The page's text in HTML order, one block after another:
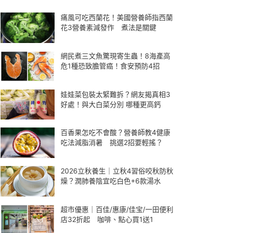
痛風可吃西蘭花！美國營養師指西蘭
花3營養素減發作 煮法是關鍵
網民煮三文魚驚現寄生蟲！8海產高
危1種恐致膽管癌！食安預防4招
娃娃菜包裝太緊難拆？網友揭真相3
好處！與大白菜分別 哪種更高鈣
百香果怎吃不會酸？營養師教4健康
吃法減脂消暑 挑選2招要輕搖？
2026立秋養生｜立秋4習俗咬秋防秋
燥？潤肺養陰宜吃白色+6款湯水
超市優惠｜百佳/惠康/佳宝/一田便利
店32折起 咖啡、點心買1送1